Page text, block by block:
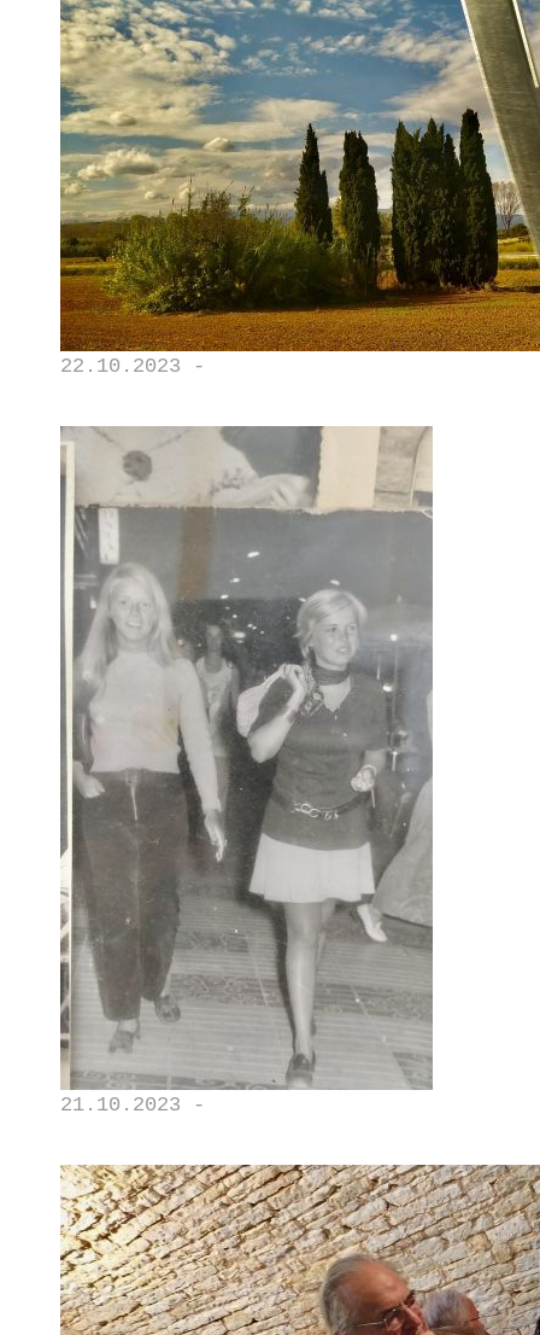
22.10.2023 -
21.10.2023 -